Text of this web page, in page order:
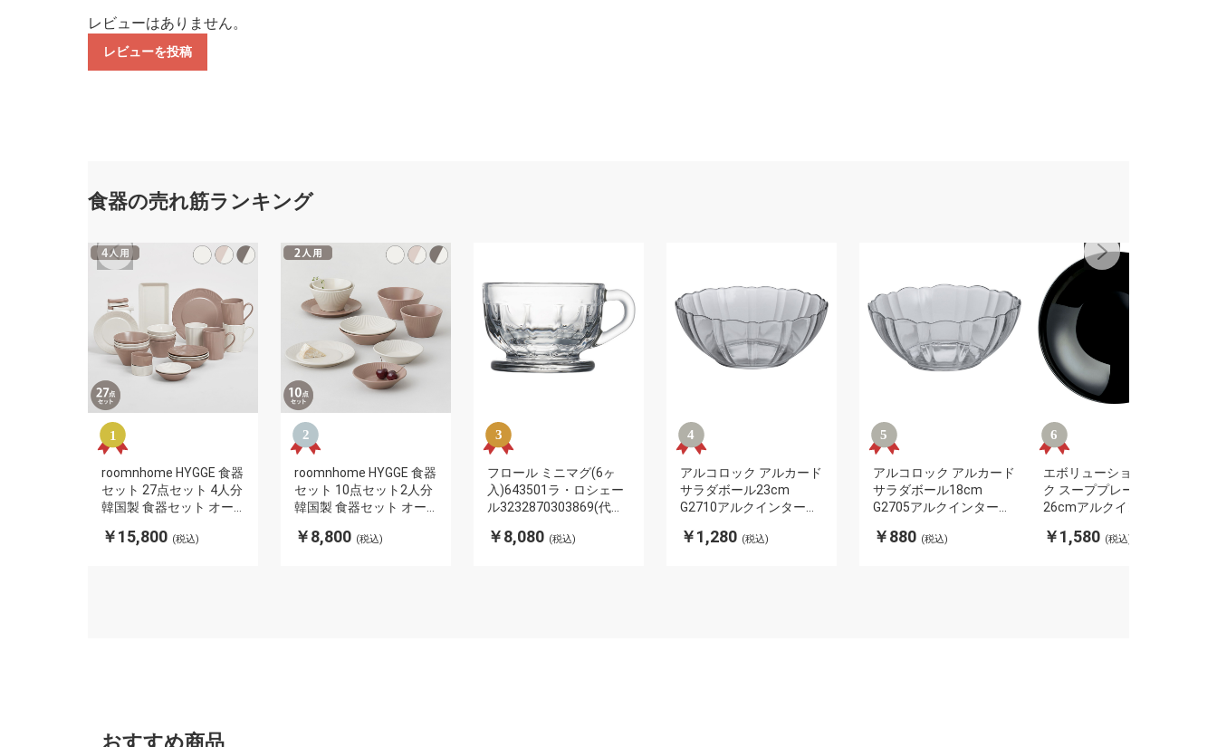
レビューはありません。
レビューを投稿
食器の売れ筋ランキング
roomnhome HYGGE 食器
セット 27点セット 4人分
韓国製 食器セット オー
済み食器 お皿 皿 プレー
￥15,800 (税込)
roomnhome HYGGE 食器
セット 10点セット2人分
韓国製 食器セット オー
済み食器 お皿 皿 プレー
￥8,800 (税込)
フロール ミニマグ(6ヶ
入)643501ラ・ロシェー
ル3232870303869(代引
￥8,080 (税込)
アルコロック アルカード
サラダボール23cm
G2710アルクインターナ
883314177909(代引不
￥1,280 (税込)
アルコロック アルカード
サラダボール18cm
G2705アルクインターナ
883314177862(代引不
￥880 (税込)
エボリューションブラッ
ク スーププレートP1141
26cmアルクインターナ
883314717327(代引不
￥1,580 (税込)
おすすめ商品